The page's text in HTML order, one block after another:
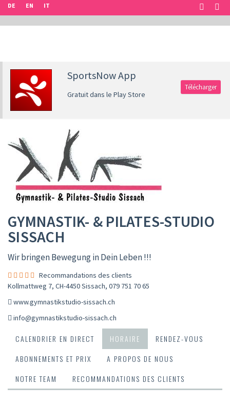
DE EN IT
SportsNow App
Gratuit dans le Play Store
Télécharger
GYMNASTIK- & PILATES-STUDIO
SISSACH
Wir bringen Bewegung in Dein Leben !!!
Recommandations des clients
Kollmattweg 7, CH-4450 Sissach, 079 751 70 65
www.gymnastikstudio-sissach.ch
info@gymnastikstudio-sissach.ch
CALENDRIER EN DIRECT HORAIRE
RENDEZ-VOUS
ABONNEMENTS ET PRIX
A PROPOS DE NOUS
NOTRE TEAM
RECOMMANDATIONS DES CLIENTS